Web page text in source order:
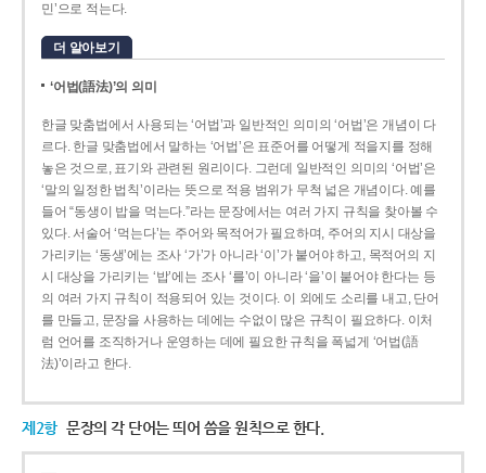
민’으로 적는다.
더 알아보기
‘어법(語法)’의 의미
한글 맞춤법에서 사용되는 ‘어법’과 일반적인 의미의 ‘어법’은 개념이 다
르다. 한글 맞춤법에서 말하는 ‘어법’은 표준어를 어떻게 적을지를 정해
놓은 것으로, 표기와 관련된 원리이다. 그런데 일반적인 의미의 ‘어법’은
‘말의 일정한 법칙’이라는 뜻으로 적용 범위가 무척 넓은 개념이다. 예를
들어 “동생이 밥을 먹는다.”라는 문장에서는 여러 가지 규칙을 찾아볼 수
있다. 서술어 ‘먹는다’는 주어와 목적어가 필요하며, 주어의 지시 대상을
가리키는 ‘동생’에는 조사 ‘가’가 아니라 ‘이’가 붙어야 하고, 목적어의 지
시 대상을 가리키는 ‘밥’에는 조사 ‘를’이 아니라 ‘을’이 붙어야 한다는 등
의 여러 가지 규칙이 적용되어 있는 것이다. 이 외에도 소리를 내고, 단어
를 만들고, 문장을 사용하는 데에는 수없이 많은 규칙이 필요하다. 이처
럼 언어를 조직하거나 운영하는 데에 필요한 규칙을 폭넓게 ‘어법(語
法)’이라고 한다.
제2항 문장의 각 단어는 띄어 씀을 원칙으로 한다.